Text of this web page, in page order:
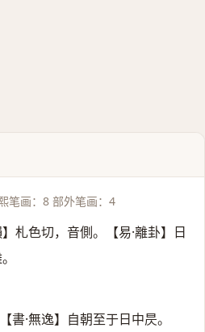
笔画：8 部外笔画：4
】札色切，音側。【易·離卦】日
書·無逸】自朝至于日中昃。